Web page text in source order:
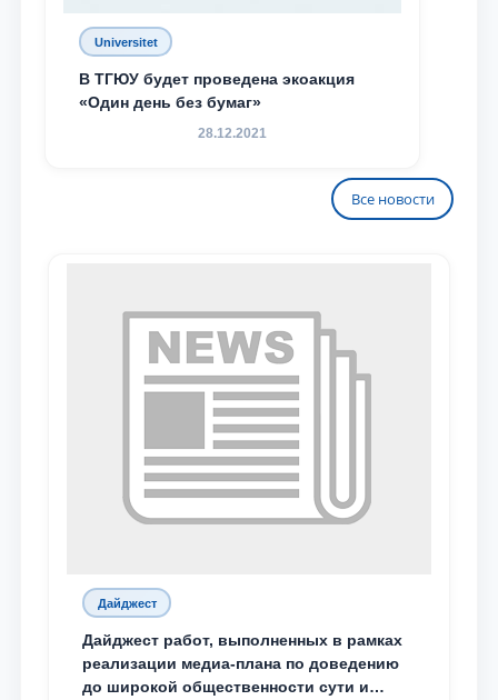
Universitet
В ТГЮУ будет проведена экоакция
«Один день без бумаг»
28.12.2021
Все новости
Дайджест
Дайджест работ, выполненных в рамках
реализации медиа-плана по доведению
до широкой общественности сути и